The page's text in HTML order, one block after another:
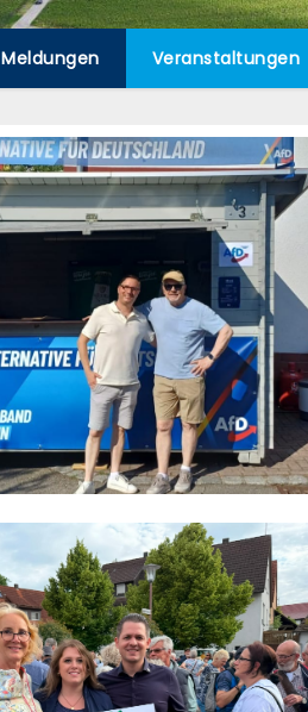
Meldungen Veranstaltungen